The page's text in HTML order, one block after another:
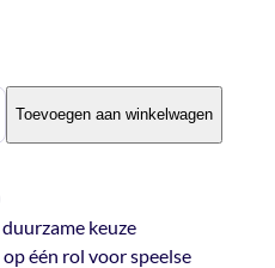
Toevoegen aan winkelwagen
keuze
één rol voor speelse